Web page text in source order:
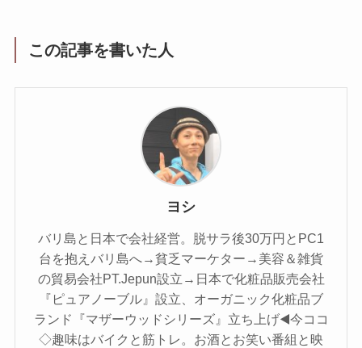
この記事を書いた人
ヨシ
バリ島と日本で会社経営。脱サラ後30万円とPC1
台を抱えバリ島へ→貧乏マーケター→美容＆雑貨
の貿易会社PT.Jepun設立→日本で化粧品販売会社
『ピュアノーブル』設立、オーガニック化粧品ブ
ランド『マザーウッドシリーズ』立ち上げ◀️今ココ
◇趣味はバイクと筋トレ。お酒とお笑い番組と映